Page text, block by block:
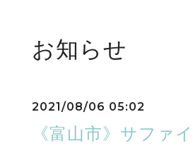
お知らせ
2021/08/06 05:02
《富山市》サファ